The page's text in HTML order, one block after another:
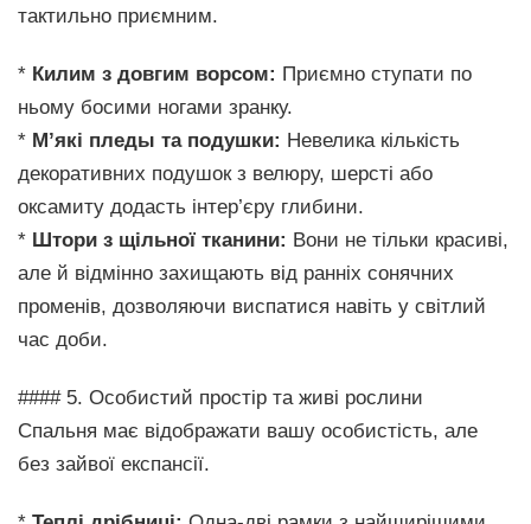
тактильно приємним.
* Килим з довгим ворсом: Приємно ступати по
ньому босими ногами зранку.
* М’які пледы та подушки: Невелика кількість
декоративних подушок з велюру, шерсті або
оксамиту додасть інтер’єру глибини.
* Штори з щільної тканини: Вони не тільки красиві,
але й відмінно захищають від ранніх сонячних
променів, дозволяючи виспатися навіть у світлий
час доби.
#### 5. Особистий простір та живі рослини
Спальня має відображати вашу особистість, але
без зайвої експансії.